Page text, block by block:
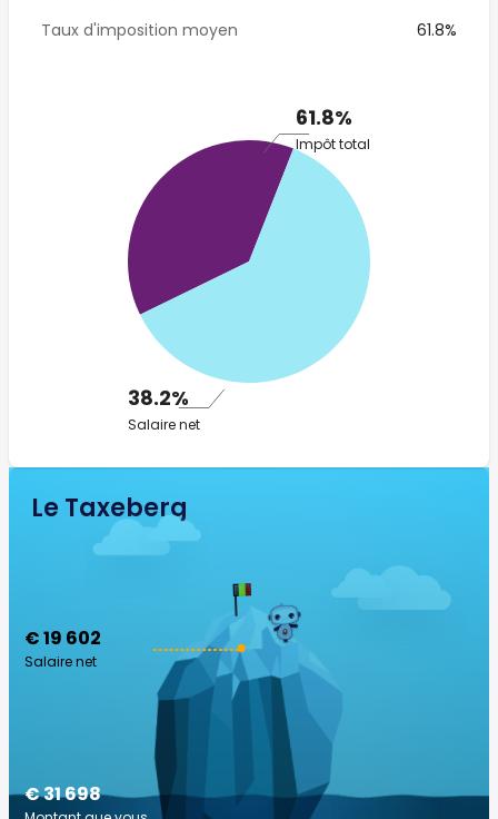
Taux d'imposition moyen
61.8%
61.8%
Impôt total
38.2%
Salaire net
Le Taxeberg
€ 19 602
Salaire net
€ 31 698